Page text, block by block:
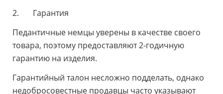
2. Гарантия
Педантичные немцы уверены в качестве своего
товара, поэтому предоставляют 2-годичную
гарантию на изделия.
Гарантийный талон несложно подделать, однако
недобросовестные продавцы часто указывают